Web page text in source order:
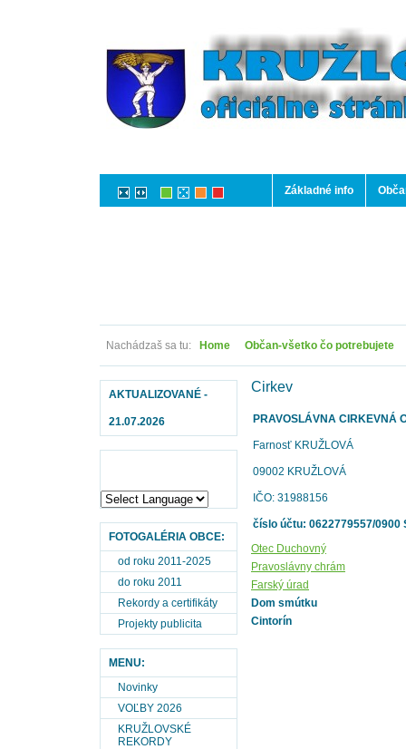
Základné info
Nachádzaš sa tu: Home Občan-všetko čo potrebujete
AKTUALIZOVANÉ -
21.07.2026
FOTOGALÉRIA OBCE:
od roku 2011-2025
do roku 2011
Rekordy a certifikáty
Projekty publicita
MENU:
Novinky
VOĽBY 2026
KRUŽLOVSKÉ
REKORDY
Cirkev
PRAVOSLÁVNA CIRKEVNÁ
Farnosť KRUŽLOVÁ
09002 KRUŽLOVÁ
IČO: 31988156
číslo účtu: 0622779557/0900
Otec Duchovný
Pravoslávny chrám
Farský úrad
Dom smútku
Cintorín